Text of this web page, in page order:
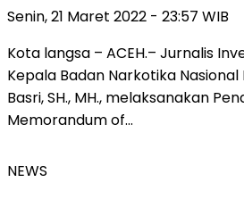
Senin, 21 Maret 2022 - 23:57 WIB
Kota langsa – ACEH.– Jurnalis
Kepala Badan Narkotika Nasional
Basri, SH., MH., melaksanakan
Memorandum of…
NEWS